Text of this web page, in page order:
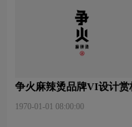
争火麻辣烫品牌VI设计赏
1970-01-01 08:00:00